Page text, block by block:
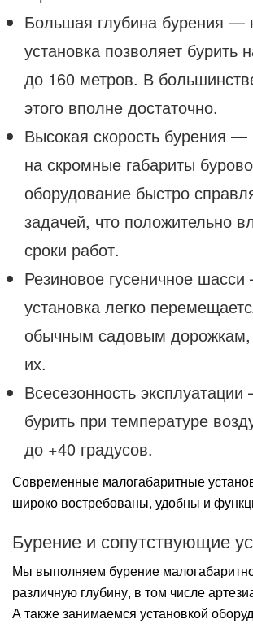
Большая глубина бурения —
установка позволяет бурить
до 160 метров. В
этого вполне достаточно.
Высокая скорость бурения —
на скромные габариты
оборудование быстро
задачей, что положительно
сроки работ.
Резиновое гусеничное
установка легко
обычным садовым дорожкам,
их.
Всесезонность
бурить при температуре
до +40 градусов.
Современные малогабаритные
широко востребованы, удобны и
Бурение и сопутствующие
Мы выполняем бурение
различную глубину, в том числе
А также занимаемся установкой